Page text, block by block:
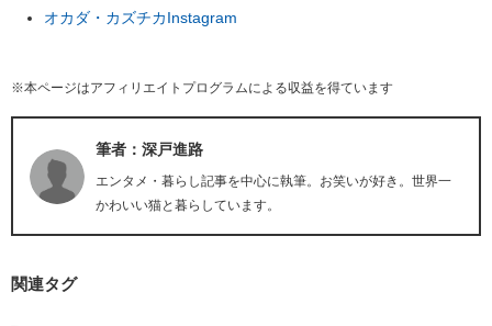
オカダ・カズチカInstagram
※本ページはアフィリエイトプログラムによる収益を得ています
筆者：深戸進路
エンタメ・暮らし記事を中心に執筆。お笑いが好き。世界一
かわいい猫と暮らしています。
関連タグ